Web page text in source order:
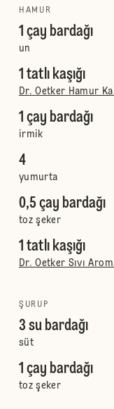
HAMUR
1 çay bardağı
un
1 tatlı kaşığı
Dr. Oetker Hamur
1 çay bardağı
irmik
4
yumurta
0,5 çay bardağı
toz şeker
1 tatlı kaşığı
Dr. Oetker Sıvı
ŞURUP
3 su bardağı
süt
1 çay bardağı
toz şeker